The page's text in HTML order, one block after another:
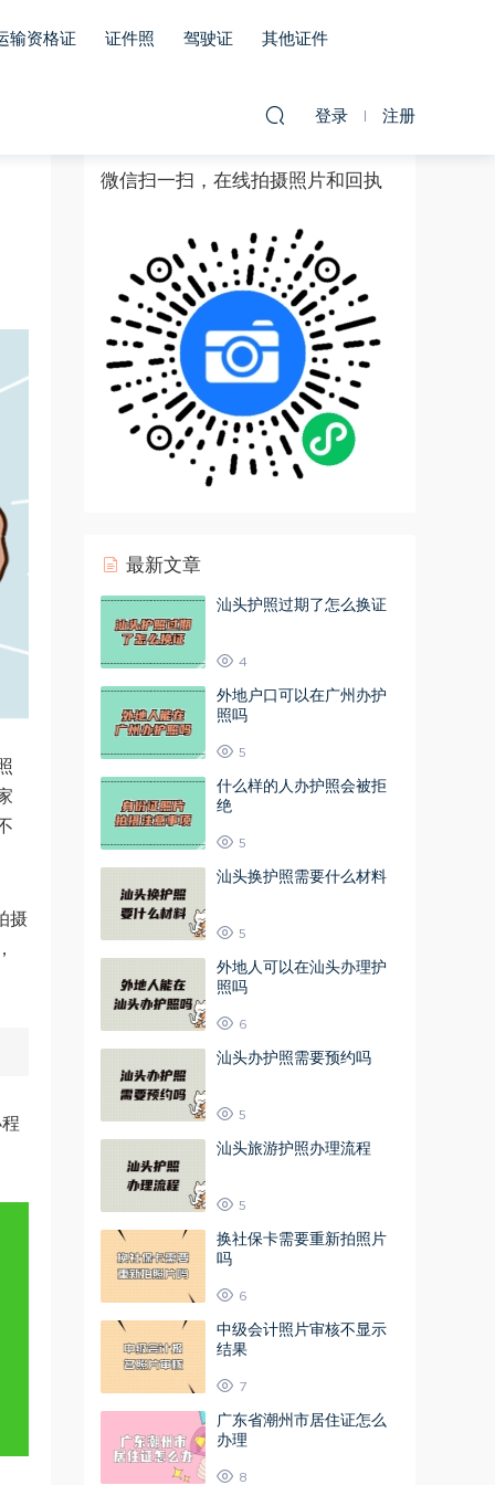
输资格证 证件照 驾驶证 其他证件
登录 注册
摄
微信扫一扫，在线拍摄照片和回执
最新文章
汕头护照过期了怎么换证
4
外地户口可以在广州办护
照吗
5
什么样的人办护照会被拒
绝
5
汕头换护照需要什么材料
5
外地人可以在汕头办理护
照吗
6
汕头办护照需要预约吗
5
汕头旅游护照办理流程
5
换社保卡需要重新拍照片
吗
6
中级会计照片审核不显示
结果
7
广东省潮州市居住证怎么
办理
8